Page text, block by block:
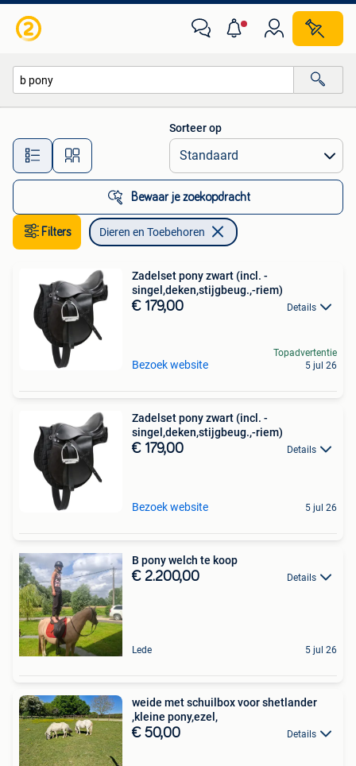
Alle afstanden…
Sorteer op
Bewaar je zoekopdracht
Filters Dieren en Toebehoren
Zadelset pony zwart (incl. -
singel,deken,stijgbeug.,-riem)
€ 179,00 Details
Bezoek website
Topadvertentie
5 jul 26
Zadelset pony zwart (incl. -
singel,deken,stijgbeug.,-riem)
€ 179,00 Details
Bezoek website 5 jul 26
B pony welch te koop
€ 2.200,00 Details
Lede 5 jul 26
weide met schuilbox voor shetlander
,kleine pony,ezel,
€ 50,00 Details